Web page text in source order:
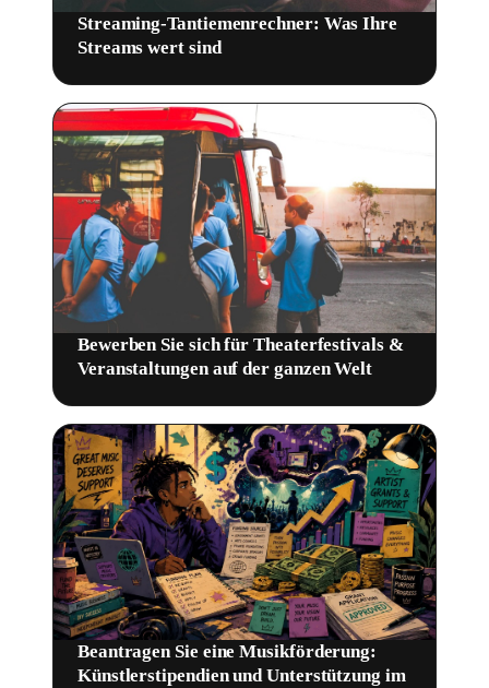
Streaming-Tantiemenrechner: Was Ihre
Streams wert sind
Bewerben Sie sich für Theaterfestivals &
Veranstaltungen auf der ganzen Welt
Beantragen Sie eine Musikförderung:
Künstlerstipendien und Unterstützung im